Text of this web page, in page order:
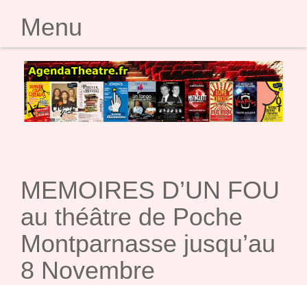
Menu
SKIP TO CONTENT
MEMOIRES D’UN FOU
au théâtre de Poche
Montparnasse jusqu’au
8 Novembre